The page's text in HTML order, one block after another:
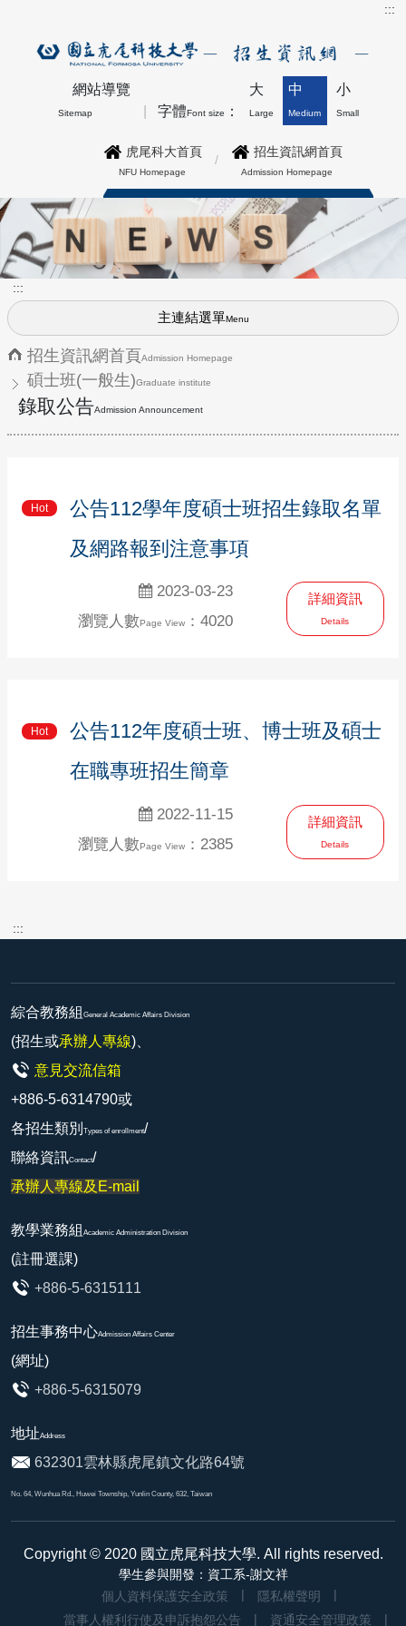
:::
網站導覽
Sitemap 字體Font size ：
大
Large
中
Medium
小
Small
虎尾科大首頁
NFU Homepage
招生資訊網首頁
Admission Homepage
博士班最新公告上方形象圖
:::
主連結選單Menu
招生資訊網首頁Admission Homepage
碩士班(一般生)Graduate institute
錄取公告Admission Announcement
Hot
公告112學年度碩士班招生錄取名單
及網路報到注意事項
2023-03-23
瀏覽人數Page View：4020
詳細資訊
Details
Hot
公告112年度碩士班、博士班及碩士
在職專班招生簡章
2022-11-15
瀏覽人數Page View：2385
詳細資訊
Details
:::
綜合教務組 General Academic Affairs Division
(招生或承辦人專線)、
意見交流信箱
+886-5-6314790或
各招生類別 Types of enrollment/
聯絡資訊Contact/
承辦人專線及E-mail
教學業務組 Academic Administration Division
(註冊選課)
+886-5-6315111
招生事務中心Admission Affairs Center
(網址)
+886-5-6315079
地址Address
632301雲林縣虎尾鎮文化路64號
No. 64, Wunhua Rd., Huwei Township, Yunlin County, 632, Taiwan
Copyright © 2020 國立虎尾科技大學. All rights reserved.
學生參與開發：資工系-謝文祥
個人資料保護安全政策
隱私權聲明
當事人權利行使及申訴抱怨公告
資通安全管理政策